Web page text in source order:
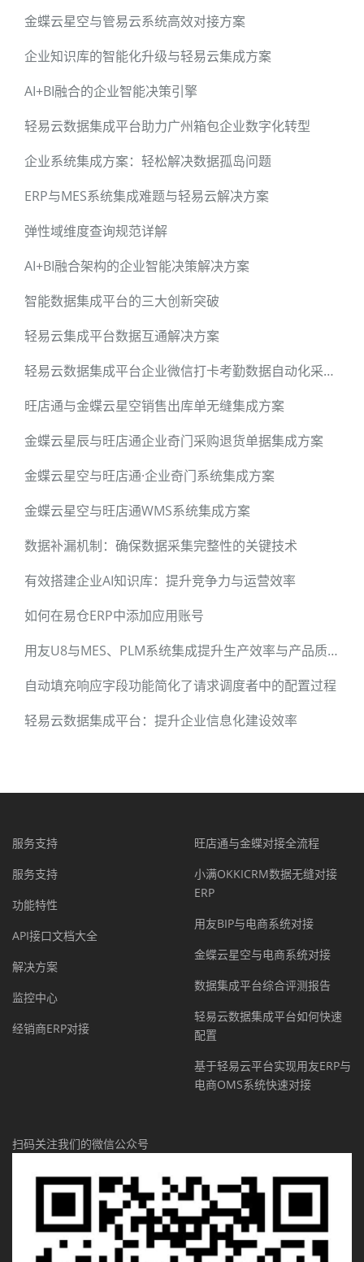
金蝶云星空与管易云系统高效对接方案
企业知识库的智能化升级与轻易云集成方案
AI+BI融合的企业智能决策引擎
轻易云数据集成平台助力广州箱包企业数字化转型
企业系统集成方案：轻松解决数据孤岛问题
ERP与MES系统集成难题与轻易云解决方案
弹性域维度查询规范详解
AI+BI融合架构的企业智能决策解决方案
智能数据集成平台的三大创新突破
轻易云集成平台数据互通解决方案
轻易云数据集成平台企业微信打卡考勤数据自动化采集指南
旺店通与金蝶云星空销售出库单无缝集成方案
金蝶云星辰与旺店通企业奇门采购退货单据集成方案
金蝶云星空与旺店通·企业奇门系统集成方案
金蝶云星空与旺店通WMS系统集成方案
数据补漏机制：确保数据采集完整性的关键技术
有效搭建企业AI知识库：提升竞争力与运营效率
如何在易仓ERP中添加应用账号
用友U8与MES、PLM系统集成提升生产效率与产品质量
自动填充响应字段功能简化了请求调度者中的配置过程
轻易云数据集成平台：提升企业信息化建设效率
服务支持
服务支持
功能特性
API接口文档大全
解决方案
监控中心
经销商ERP对接
旺店通与金蝶对接全流程
小满OKKICRM数据无缝对接
ERP
用友BIP与电商系统对接
金蝶云星空与电商系统对接
数据集成平台综合评测报告
轻易云数据集成平台如何快速
配置
基于轻易云平台实现用友ERP与
电商OMS系统快速对接
扫码关注我们的微信公众号